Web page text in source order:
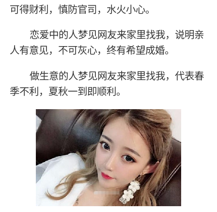
可得财利，慎防官司，水火小心。
恋爱中的人梦见网友来家里找我，说明亲
人有意见，不可灰心，终有希望成婚。
做生意的人梦见网友来家里找我，代表春
季不利，夏秋一到即顺利。